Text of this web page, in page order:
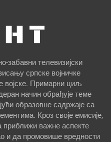
забавни телевизијски
српске војничке
војске. Примарни циљ
начин обрађује теме
образовне садржаје са
Кроз своје емисије,
важне аспекте
и да промовише вредности